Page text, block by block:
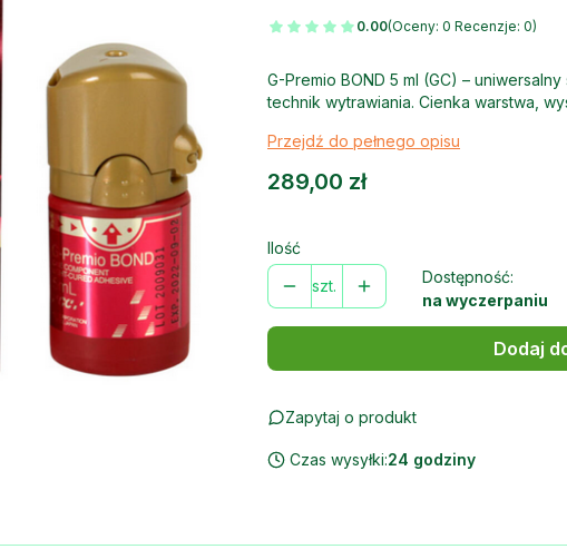
0.00(Oceny: 0 Recenzje: 0)
G-Premio BOND 5 ml (GC) –
technik wytrawiania. Cienka warstwa,
Przejdź do pełnego opisu
Cena
289,00 zł
Ilość
szt.
Dostępność:
na wyczerpaniu
Dodaj
Zapytaj o produkt
Czas wysyłki:24 godziny